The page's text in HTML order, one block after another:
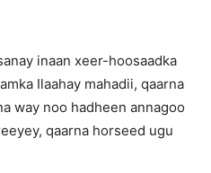
inaan xeer-hoosaadka
Ilaahay mahadii, qaarna
way noo hadheen annagoo
qaarna horseed ugu